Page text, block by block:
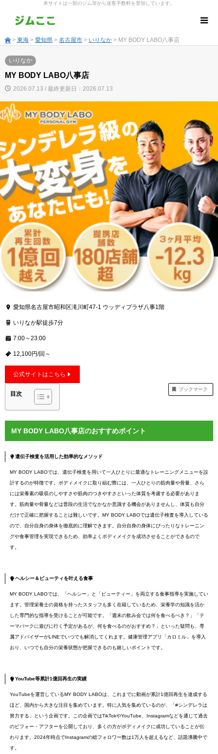
本サイトは一部のジム等から送客手数料を受領しています。
> 東海 > 愛知県 > 名古屋市 > いりなか > MY BODY LABO八事店
いりなか
MY BODY LABO八事店
2026.07.13 / 最終更新日：2026.07.13
愛知県名古屋市昭和区滝川町47-1 ウッディプラザ八事1階
いりなか駅徒歩7分
7:00～23:00
12,100円/回～
公式サイトはこちら
ブックマーク
目次
MY BODY LABO八事店のおすすめポイント
遺伝子検査を活用した効率的なメソッド
MY BODY LABOでは、遺伝子検査を用いて一人ひとりに最適なトレーニングメニューを設
計するのが特徴です。ボディメイクに取り組む際には、一人ひとりの筋肉量や骨量、さら
には栄養素の吸収のしやすさや筋肉のつきやすさといった体質を考慮する必要がありま
す。筋肉量や骨量などは普段の生活でなかなか意識する機会がありませんし、体質も自分
だけで正確に把握することは難しいです。MY BODY LABOでは遺伝子検査を導入している
ので、自分自身の身体を徹底的に理解できます。自分自身の身体にぴったりなトレーニン
グや食事管理を実現できるため、効率よくボディメイクを成功させることができるので
す。
ヘルシー＆ビューティを叶える食事
MY BODY LABOでは、「ヘルシー」と「ビューティー」を両立する食事指導を実施してい
ます。管理栄養士の資格を持ったスタッフも多く在籍しているため、栄養学の知識を活か
した専門的な指導を受けることが可能です。「週末の飲み会では何を食べるべき？」「テ
ーマパークに遊びに行く予定があるが、何を食べるのがおすすめ？」といった疑問も、専
属アドバイザーがLINEでいつでも解消してくれます。健康管理アプリ「カロミル」を導入
おり、いつでも自分の栄養状態が把握できるのも嬉しいポイントです。
YouTube等累計1億回再生の実績
YouTubeを運営しているMY BODY LABOは、これまでに動画が累計1億回再生を達成する
ほど、国内から大きな注目を集めています。特に人気を集めているのが、「#シンデレラは
努力する」という企画です。この企画ではTikTokやYouTube、Instagramなどを通じて過去
のビフォー・アフターを公開しており、多くの方がボディメイクに成功していることが伝
わります。2024年時点でInstagramの総フォロワー数は1万人を超えるなど、話題沸騰中で
す。